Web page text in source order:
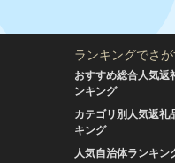
ランキングでさが
おすすめ総合人気返
ンキング
カテゴリ別人気返礼
キング
人気自治体ランキン